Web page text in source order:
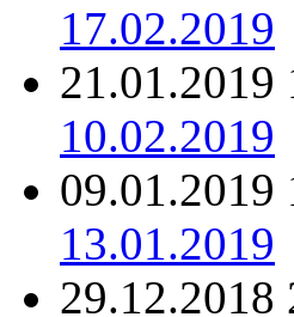
17.02.2019
21.01.2019
10.02.2019
09.01.2019
13.01.2019
29.12.2018